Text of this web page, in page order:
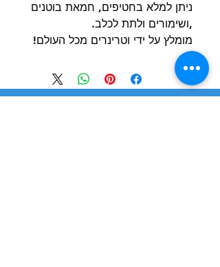
ניתן למלא בחטיפים, חמאת בוטנים
,ושימורים ולתת לכלב.
מומלץ על ידי וטרינרים מכל העולם!